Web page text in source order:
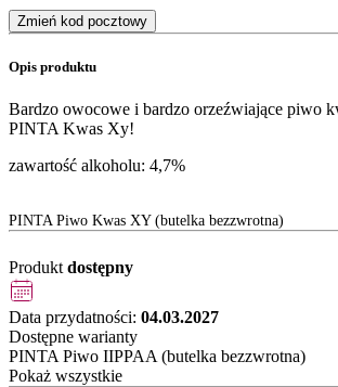
Zmień kod pocztowy
Opis produktu
Bardzo owocowe i bardzo orzeźwiające piwo
PINTA Kwas Xy!
zawartość alkoholu: 4,7%
PINTA Piwo Kwas XY (butelka bezzwrotna)
Produkt dostępny
Data przydatności: 04.03.2027
Dostępne warianty
PINTA Piwo IIPPAA (butelka bezzwrotna)
Pokaż wszystkie